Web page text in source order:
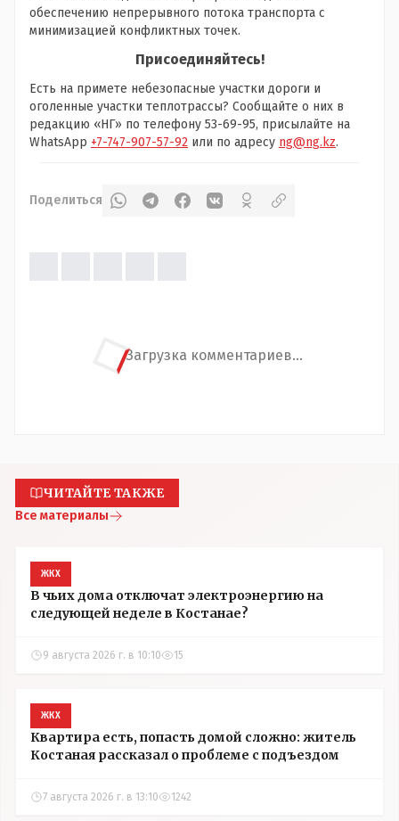
обеспечению непрерывного потока транспорта с
минимизацией конфликтных точек.
Присоединяйтесь!
Есть на примете небезопасные участки дороги и
оголенные участки теплотрассы? Сообщайте о них в
редакцию «НГ» по телефону 53-69-95, присылайте на
WhatsApp +7-747-907-57-92 или по адресу ng@ng.kz.
Поделиться
Загрузка комментариев...
ЧИТАЙТЕ ТАКЖЕ
Все материалы
ЖКХ
В чьих дома отключат электроэнергию на
следующей неделе в Костанае?
9 августа 2026 г. в 10:10 15
ЖКХ
Квартира есть, попасть домой сложно: житель
Костаная рассказал о проблеме с подъездом
7 августа 2026 г. в 13:10 1242